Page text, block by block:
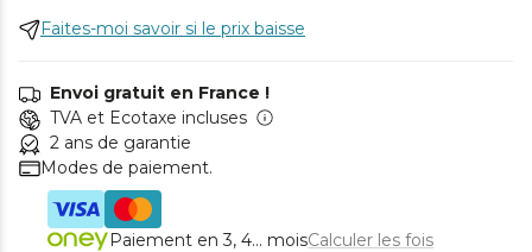
Faites-moi savoir si le prix baisse
Envoi gratuit en France !
TVA et Ecotaxe incluses
2 ans de garantie
Modes de paiement.
Paiement en 3, 4... moisCalculer les fois